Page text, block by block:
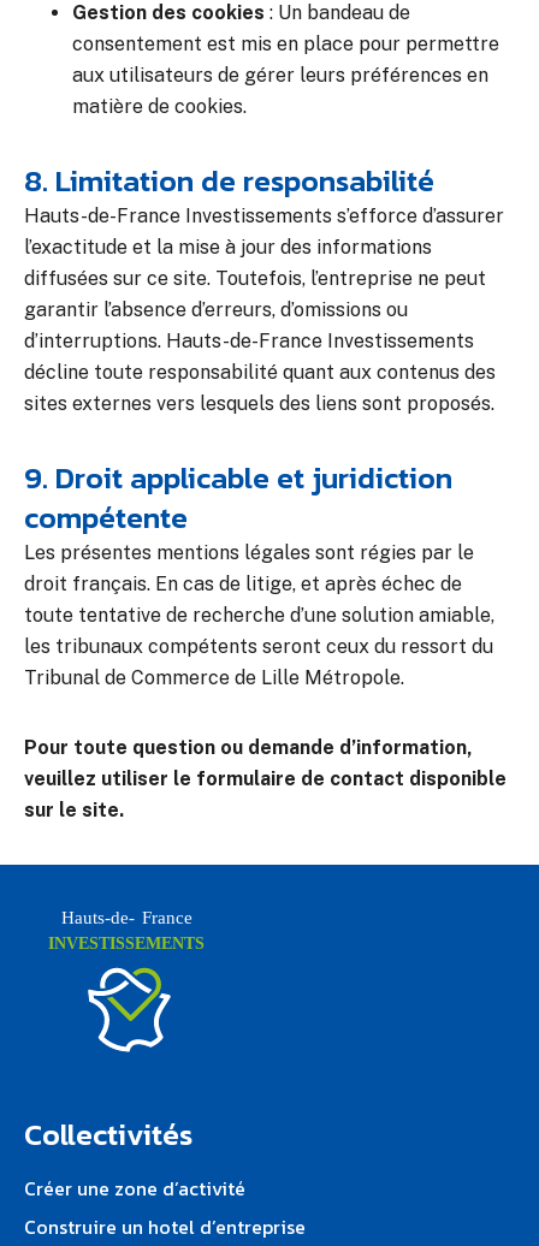
Gestion des cookies : Un bandeau de
consentement est mis en place pour permettre
aux utilisateurs de gérer leurs préférences en
matière de cookies.
8. Limitation de responsabilité
Hauts-de-France Investissements s’efforce d’assurer
l’exactitude et la mise à jour des informations
diffusées sur ce site. Toutefois, l’entreprise ne peut
garantir l’absence d’erreurs, d’omissions ou
d’interruptions. Hauts-de-France Investissements
décline toute responsabilité quant aux contenus des
sites externes vers lesquels des liens sont proposés.
9. Droit applicable et juridiction
compétente
Les présentes mentions légales sont régies par le
droit français. En cas de litige, et après échec de
toute tentative de recherche d’une solution amiable,
les tribunaux compétents seront ceux du ressort du
Tribunal de Commerce de Lille Métropole.
Pour toute question ou demande d’information,
veuillez utiliser le formulaire de contact disponible
sur le site.
Collectivités
Créer une zone d’activité
Construire un hotel d’entreprise
Hauts-de- France
INVESTISSEMENTS